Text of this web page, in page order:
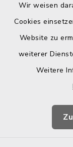
Wir weisen
Cookies
Website zu
weiterer
Weitere